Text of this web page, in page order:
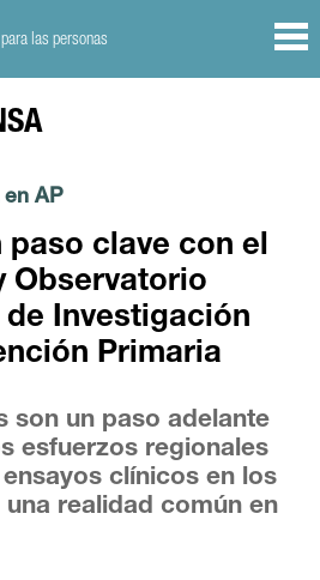
las personas
AP
paso clave con el
Observatorio
Investigación
Primaria
son un paso adelante
esfuerzos regionales
clínicos en los
realidad común en